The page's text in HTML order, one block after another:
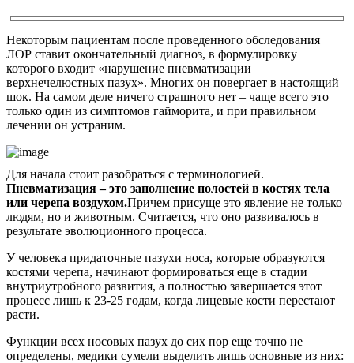
Некоторым пациентам после проведенного обследования
ЛОР ставит окончательный диагноз, в формулировку
которого входит «нарушение пневматизации
верхнечелюстных пазух». Многих он повергает в настоящий
шок. На самом деле ничего страшного нет – чаще всего это
только один из симптомов гайморита, и при правильном
лечении он устраним.
Для начала стоит разобраться с терминологией.
Пневматизация – это заполнение полостей в костях тела
или черепа воздухом.Причем присуще это явление не только
людям, но и животным. Считается, что оно развивалось в
результате эволюционного процесса.
У человека придаточные пазухи носа, которые образуются
костями черепа, начинают формироваться еще в стадии
внутриутробного развития, а полностью завершается этот
процесс лишь к 23-25 годам, когда лицевые кости перестают
расти.
Функции всех носовых пазух до сих пор еще точно не
определены, медики сумели выделить лишь основные из них: